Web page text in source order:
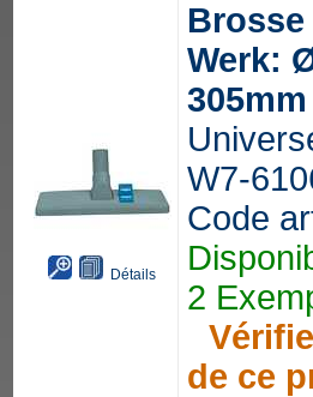
Détails
Werk:
305mm
W7-
Code
2
de ce